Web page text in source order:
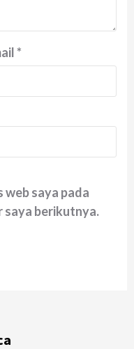
*
web saya pada
saya berikutnya.